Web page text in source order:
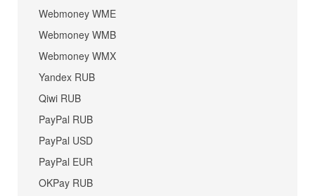
Webmoney WME
Webmoney WMB
Webmoney WMX
Yandex RUB
Qiwi RUB
PayPal RUB
PayPal USD
PayPal EUR
OKPay RUB